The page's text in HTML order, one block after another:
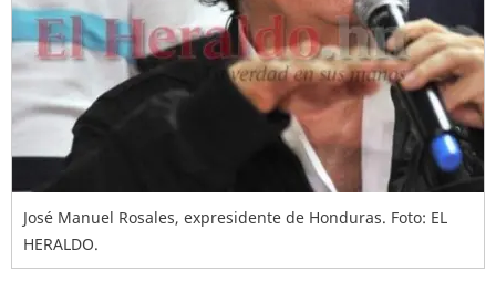
José Manuel Rosales, expresidente de Honduras. Foto: EL
HERALDO.